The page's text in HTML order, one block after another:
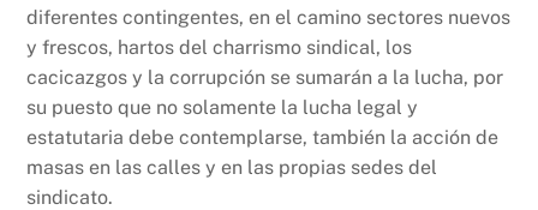
diferentes contingentes, en el camino sectores nuevos
y frescos, hartos del charrismo sindical, los
cacicazgos y la corrupción se sumarán a la lucha, por
su puesto que no solamente la lucha legal y
estatutaria debe contemplarse, también la acción de
masas en las calles y en las propias sedes del
sindicato.